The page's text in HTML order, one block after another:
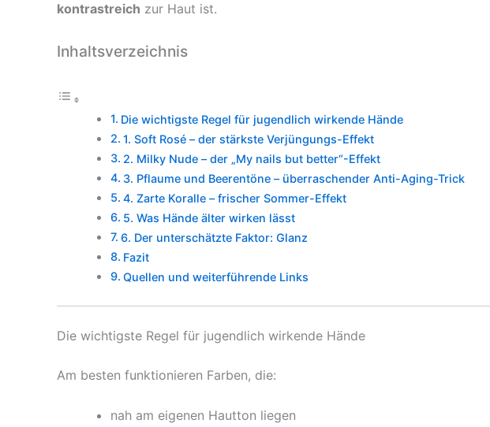
kontrastreich zur Haut ist.
Inhaltsverzeichnis
Die wichtigste Regel für jugendlich wirkende Hände
1. Soft Rosé – der stärkste Verjüngungs-Effekt
2. Milky Nude – der „My nails but better“-Effekt
3. Pflaume und Beerentöne – überraschender Anti-Aging-Trick
4. Zarte Koralle – frischer Sommer-Effekt
5. Was Hände älter wirken lässt
6. Der unterschätzte Faktor: Glanz
Fazit
Quellen und weiterführende Links
Die wichtigste Regel für jugendlich wirkende Hände
Am besten funktionieren Farben, die:
nah am eigenen Hautton liegen